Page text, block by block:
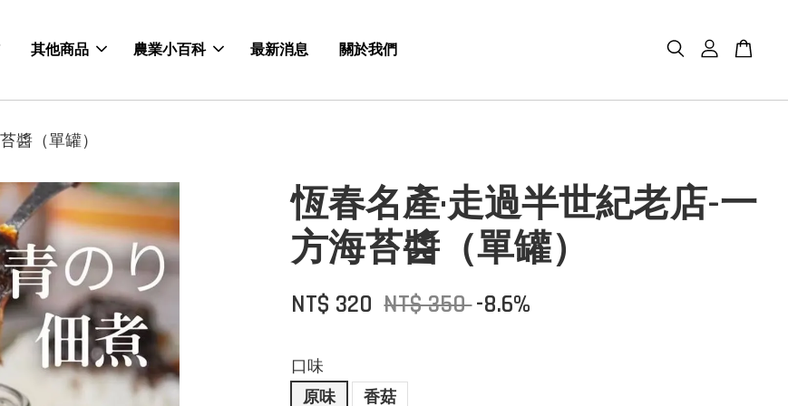
其他商品 農業小百科 最新消息 關於我們
醬（單罐）
恆春名產·走過半世紀老店-一
方海苔醬（單罐）
NT$ 320 NT$ 350-8.6%
口味
原味
香菇